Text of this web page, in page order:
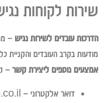
שירות לקוחות
הדרכות עובדים לשירות נגיש –
מודעות בקרב העובדים והקניית
אמצעים נוספים ליצירת קשר –
דואר אלקטרוני –